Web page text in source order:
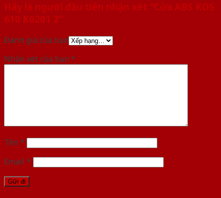
Hãy là người đầu tiên nhận xét “Cửa ABS KOS
610 K0201 2”
Đánh giá của bạn
Nhận xét của bạn *
Tên *
Email *